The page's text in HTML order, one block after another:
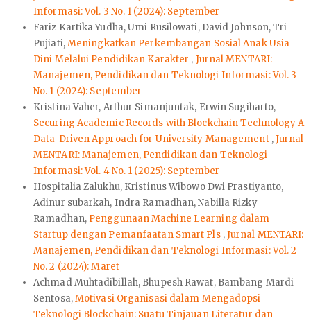
Informasi: Vol. 3 No. 1 (2024): September
Fariz Kartika Yudha, Umi Rusilowati, David Johnson, Tri
Pujiati,Meningkatkan Perkembangan Sosial Anak Usia
Dini Melalui Pendidikan Karakter , Jurnal MENTARI:
Manajemen, Pendidikan dan Teknologi Informasi: Vol. 3
No. 1 (2024): September
Kristina Vaher, Arthur Simanjuntak, Erwin Sugiharto,
Securing Academic Records with Blockchain Technology A
Data-Driven Approach for University Management ,Jurnal
MENTARI: Manajemen, Pendidikan dan Teknologi
Informasi: Vol. 4 No. 1 (2025): September
Hospitalia Zalukhu, Kristinus Wibowo Dwi Prastiyanto,
Adinur subarkah, Indra Ramadhan, Nabilla Rizky
Ramadhan, Penggunaan Machine Learning dalam
Startup dengan Pemanfaatan Smart Pls ,Jurnal MENTARI:
Manajemen, Pendidikan dan Teknologi Informasi: Vol. 2
No. 2 (2024): Maret
Achmad Muhtadibillah, Bhupesh Rawat, Bambang Mardi
Sentosa,Motivasi Organisasi dalam Mengadopsi
Teknologi Blockchain: Suatu Tinjauan Literatur dan